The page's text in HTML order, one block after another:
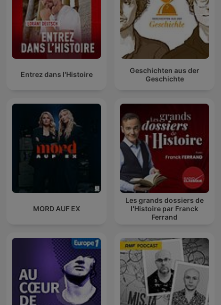
Entrez dans l'Histoire
Geschichten aus der
Geschichte
MORD AUF EX
Les grands dossiers de
l'Histoire par Franck
Ferrand